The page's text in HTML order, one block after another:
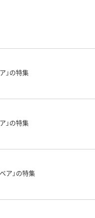
」の特集
」の特集
ア」の特集